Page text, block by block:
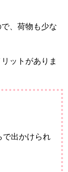
、荷物も少な
ットがありま
で出かけられ